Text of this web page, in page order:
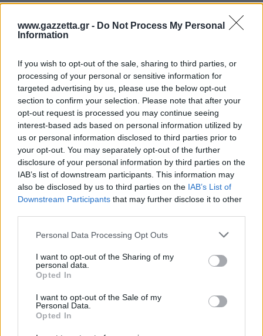
www.gazzetta.gr - Do Not Process My Personal
Information
If you wish to opt-out of the sale, sharing to third parties, or
processing of your personal or sensitive information for
targeted advertising by us, please use the below opt-out
section to confirm your selection. Please note that after your
opt-out request is processed you may continue seeing
interest-based ads based on personal information utilized by
us or personal information disclosed to third parties prior to
your opt-out. You may separately opt-out of the further
disclosure of your personal information by third parties on the
IAB’s list of downstream participants. This information may
also be disclosed by us to third parties on the IAB’s List of
Downstream Participants that may further disclose it to other
Please note that this website/app uses one or more Google
not limited to your visit or usage behaviour. You may click to
grant or deny consent to Google and its third-party tags to
use your data for below specified purposes in below Google
consent section.
Personal Data Processing Opt Outs
I want to opt-out of the Sharing of my
personal data.
Opted In
I want to opt-out of the Sale of my
Personal Data.
Opted In
Μάντσεστερ Σίτι
Λίβερπουλ
Τσέλσι
Άρσεναλ
Γιουβέντους
Μίλαν
Ίντερ
Μπάγερν Μονάχου
Παρί Σεν Ζερμέν